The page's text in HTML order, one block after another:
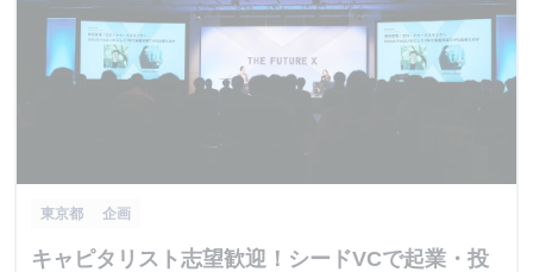
東京都 企画
キャピタリスト志望歓迎！シードVCで起業・投